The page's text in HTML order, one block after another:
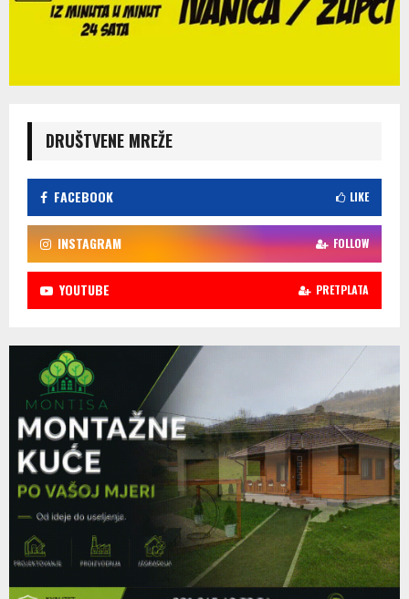
DRUŠTVENE MREŽE
FACEBOOK LIKE
INSTAGRAM FOLLOW
YOUTUBE PRETPLATA